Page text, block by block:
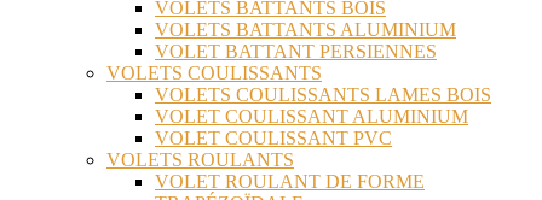
VOLETS BATTANTS BOIS
VOLETS BATTANTS ALUMINIUM
VOLET BATTANT PERSIENNES
VOLETS COULISSANTS
VOLETS COULISSANTS LAMES BOIS
VOLET COULISSANT ALUMINIUM
VOLET COULISSANT PVC
VOLETS ROULANTS
VOLET ROULANT DE FORME